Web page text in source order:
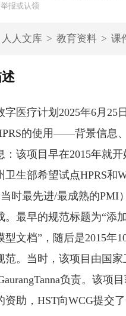
报或认领
人人文库 > 教育资料 > 课
字医疗计划2025年6月25
的使用——背景信息
：该项目早在2015年就
卫生部希望试点HPRS和
时最先进/最成熟的PMI
。最早的规范标题为“添加
型文档”，随后是2015年
范。当时，该项目由国
负责。该项
资助，HST向WCG提交